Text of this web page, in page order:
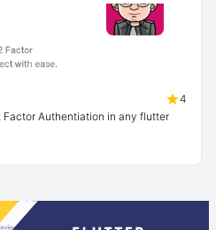
4
Authentiation in any flutter